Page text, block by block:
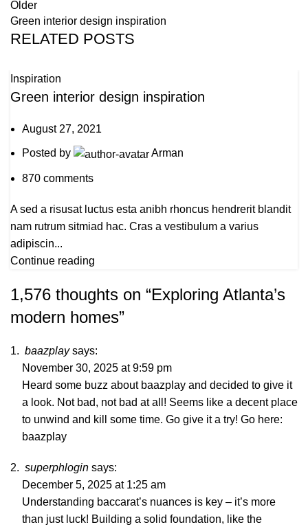
Older
Green interior design inspiration
RELATED POSTS
Inspiration
Green interior design inspiration
August 27, 2021
Posted by Arman
870 comments
A sed a risusat luctus esta anibh rhoncus hendrerit blandit
nam rutrum sitmiad hac. Cras a vestibulum a varius
adipiscin...
Continue reading
1,576 thoughts on “Exploring Atlanta’s
modern homes”
baazplay says:
November 30, 2025 at 9:59 pm
Heard some buzz about baazplay and decided to give it
a look. Not bad, not bad at all! Seems like a decent place
to unwind and kill some time. Go give it a try! Go here:
baazplay
superphlogin says:
December 5, 2025 at 1:25 am
Understanding baccarat’s nuances is key – it’s more
than just luck! Building a solid foundation, like the